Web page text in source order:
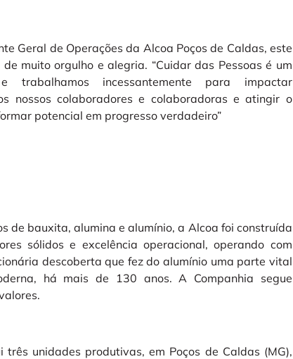
Geral de Operações da Alcoa Poços de Caldas, este
muito orgulho e alegria. “Cuidar das Pessoas é um
trabalhamos incessantemente para impactar
nossos colaboradores e colaboradoras e atingir o
potencial em progresso verdadeiro”
de bauxita, alumina e alumínio, a Alcoa foi construída
sólidos e excelência operacional, operando com
descoberta que fez do alumínio uma parte vital
há mais de 130 anos. A Companhia segue
três unidades produtivas, em Poços de Caldas (MG),